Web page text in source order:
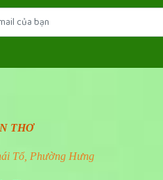
men lá – mang đậm
THƠ
Tổ, Phường Hưng